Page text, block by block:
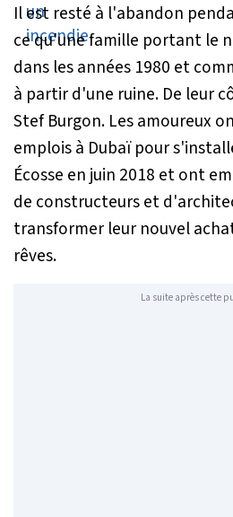
Il est resté à l'abandon
ce qu'une famille portant le
dans les années 1980 et
à partir d'une ruine. De leur
Stef Burgon. Les amoureux
emplois à Dubaï pour
Écosse en juin 2018 et ont
de constructeurs et
transformer leur nouvel
rêves.
La suite après cette